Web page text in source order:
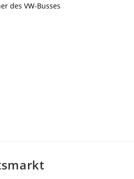
des VW-Busses